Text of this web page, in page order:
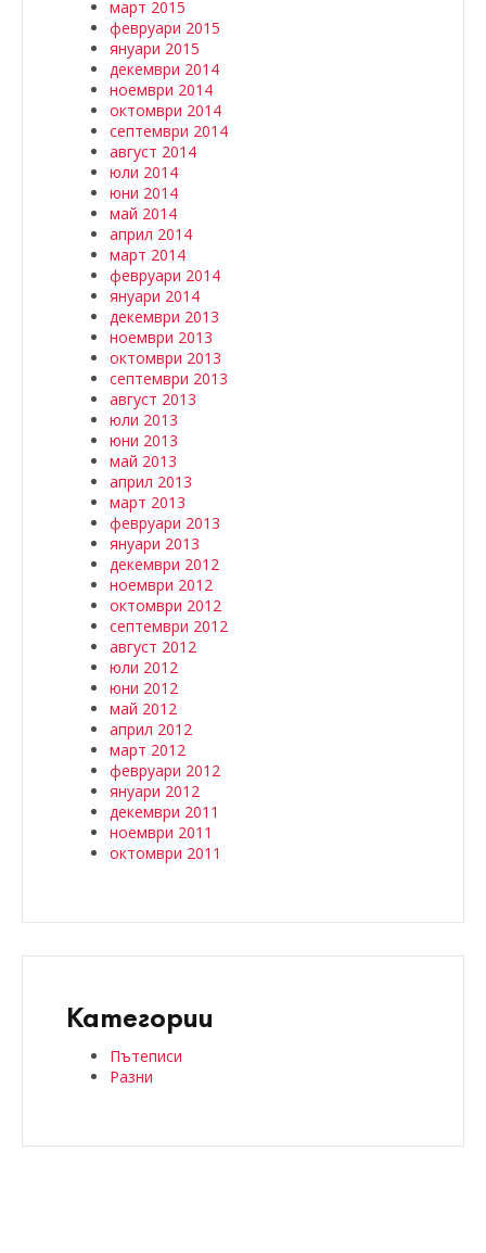
март 2015
февруари 2015
януари 2015
декември 2014
ноември 2014
октомври 2014
септември 2014
август 2014
юли 2014
юни 2014
май 2014
април 2014
март 2014
февруари 2014
януари 2014
декември 2013
ноември 2013
октомври 2013
септември 2013
август 2013
юли 2013
юни 2013
май 2013
април 2013
март 2013
февруари 2013
януари 2013
декември 2012
ноември 2012
октомври 2012
септември 2012
август 2012
юли 2012
юни 2012
май 2012
април 2012
март 2012
февруари 2012
януари 2012
декември 2011
ноември 2011
октомври 2011
Категории
Пътеписи
Разни